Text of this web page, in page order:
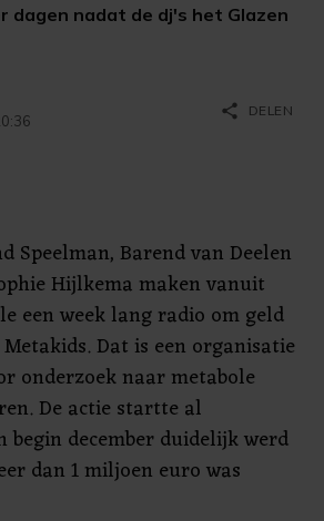
dagen nadat de dj's het Glazen
share DELEN
Speelman, Barend van Deelen
Hijlkema maken vanuit
een week lang radio om geld
Dat is een organisatie
onderzoek naar metabole
De actie startte al
december duidelijk werd
dan 1 miljoen euro was